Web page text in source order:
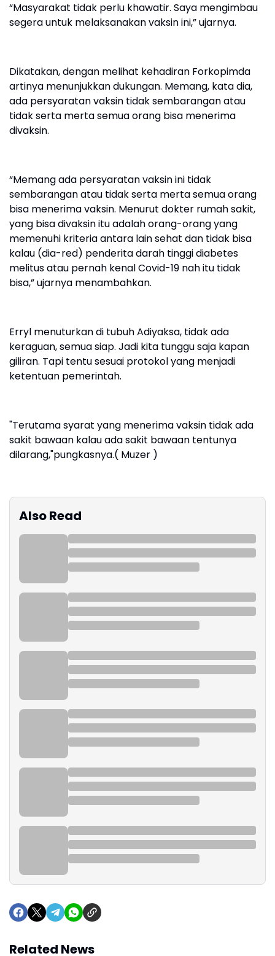
“Masyarakat tidak perlu khawatir. Saya mengimbau
segera untuk melaksanakan vaksin ini,” ujarnya.
Dikatakan, dengan melihat kehadiran Forkopimda
artinya menunjukkan dukungan. Memang, kata dia,
ada persyaratan vaksin tidak sembarangan atau
tidak serta merta semua orang bisa menerima
divaksin.
“Memang ada persyaratan vaksin ini tidak
sembarangan atau tidak serta merta semua orang
bisa menerima vaksin. Menurut dokter rumah sakit,
yang bisa divaksin itu adalah orang-orang yang
memenuhi kriteria antara lain sehat dan tidak bisa
kalau (dia-red) penderita darah tinggi diabetes
melitus atau pernah kenal Covid-19 nah itu tidak
bisa,” ujarnya menambahkan.
Erryl menuturkan di tubuh Adiyaksa, tidak ada
keraguan, semua siap. Jadi kita tunggu saja kapan
giliran. Tapi tentu sesuai protokol yang menjadi
ketentuan pemerintah.
"Terutama syarat yang menerima vaksin tidak ada
sakit bawaan kalau ada sakit bawaan tentunya
dilarang,"pungkasnya.( Muzer )
Also Read
Related News